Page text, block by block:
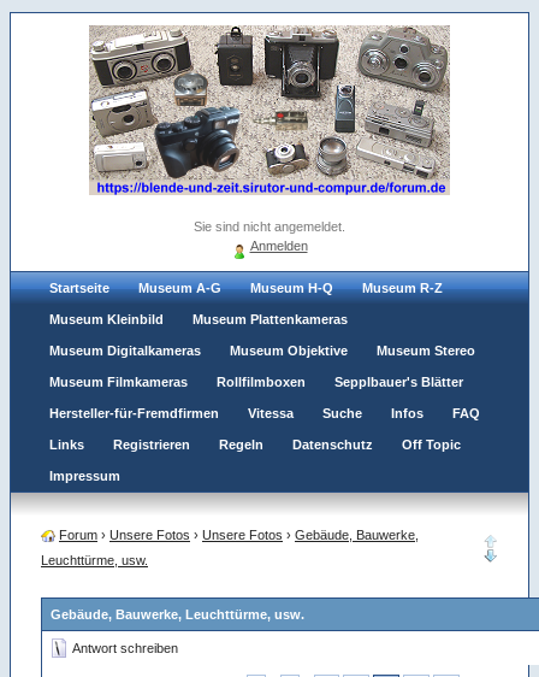
Sie sind nicht angemeldet.
Anmelden
Startseite Museum A-G Museum H-Q Museum R-Z
Museum Kleinbild Museum Plattenkameras
Museum Digitalkameras Museum Objektive Museum Stereo
Museum Filmkameras Rollfilmboxen Sepplbauer's Blätter
Hersteller-für-Fremdfirmen Vitessa Suche Infos FAQ
Links Registrieren Regeln Datenschutz Off Topic
Impressum
Forum › Unsere Fotos › Unsere Fotos › Gebäude, Bauwerke,
Leuchttürme, usw.
Gebäude, Bauwerke, Leuchttürme, usw.
Antwort schreiben